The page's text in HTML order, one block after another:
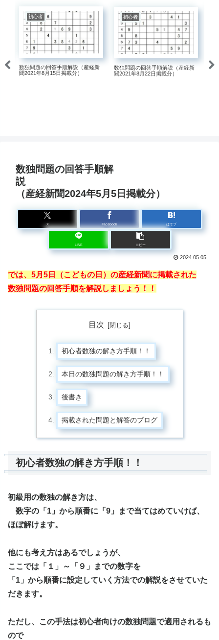
初心者
数独問題の回答手順解説（産経新
聞2021年8月15日掲載分）
初心者
数独問題の回答手順解説（産経新
聞2021年8月22日掲載分）
数独問題の回答手順解
説
（産経新聞2024年5月5日掲載分）
X Facebook はてブ
LINE コピー
2024.05.05
では、5月5日（こどもの日）の産経新聞に掲載された
数独問題の回答手順を解説しましょう！！
目次
初心者数独の解き方手順！！
本日の数独問題の解き方手順！！
後書き
掲載された問題と解答のブログ
初心者数独の解き方手順！！
初級用の数独の解き方は、
数字の「1」から順番に「9」まで当てはめていけば、
ほぼ解けます。
他にも考え方はあるでしょうが、
ここでは「１」～「９」までの数字を
「1」から順番に設定していく方法での解説をさせていた
だきます。
ただし、この手法は初心者向けの数独問題で適用されるも
ので